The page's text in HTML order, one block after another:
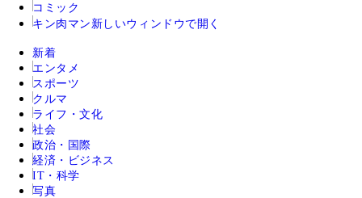
コミック
キン肉マン 新しいウィンドウで開く
新着
エンタメ
スポーツ
クルマ
ライフ・文化
社会
政治・国際
経済・ビジネス
IT・科学
写真